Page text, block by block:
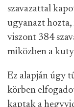
szavazattal
ugyanazt
viszont 384
miközben a
Ez alapján úgy
körben
kaptak a